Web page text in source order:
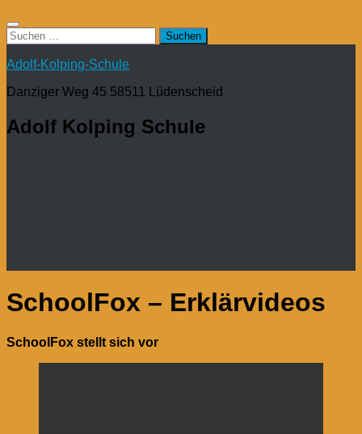
Suchen
nach:
Adolf-Kolping-Schule
Danziger Weg 45 58511 Lüdenscheid
Adolf Kolping Schule
SchoolFox – Erklärvideos
SchoolFox stellt sich vor